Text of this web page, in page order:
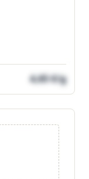
4,65 €/g